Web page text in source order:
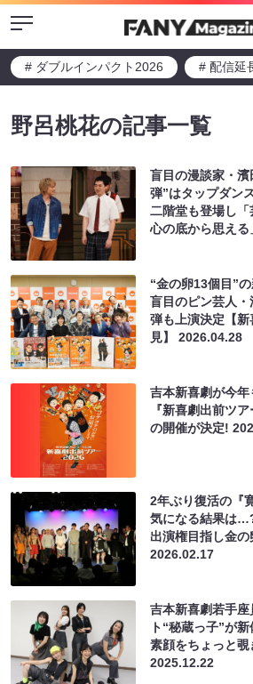
Menu
# ダブルインパクト2026 # 配信延
野呂桃花の記事一覧
盲目の漫談家・
弾”はタップダン
二階堂も登場し
心の底から思え
“金の卵13個目”
盲目のピン芸人
弾も上演決定【
見】2026.04.28
吉本新喜劇が今
『新喜劇出前ツ
の開催が決定!
2年ぶり復活の『
気になる結果は
出演権目指し金
2026.02.17
吉本新喜劇若手
ト“秘蔵っ子”が
素顔をちょっと
2025.12.22